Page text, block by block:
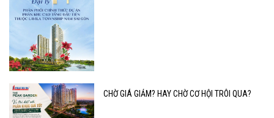
CHỜ GIÁ GIẢM? HAY CHỜ CƠ HỘI TRÔI QUA?